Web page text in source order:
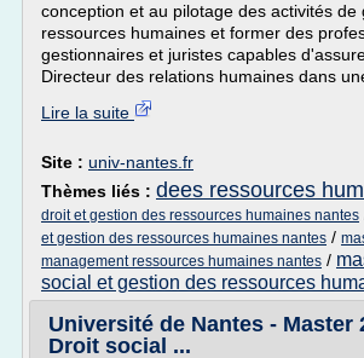
conception et au pilotage des activités de
ressources humaines et former des
gestionnaires et juristes capables
Directeur des relations humaines dans
Lire la suite
Site : univ-nantes.fr
Thèmes liés : dees ressources
droit et gestion des ressources humaines nantes
et gestion des ressources humaines nantes /
management ressources humaines nantes /
social et gestion des ressources
Université de Nantes - Master
Droit social ...